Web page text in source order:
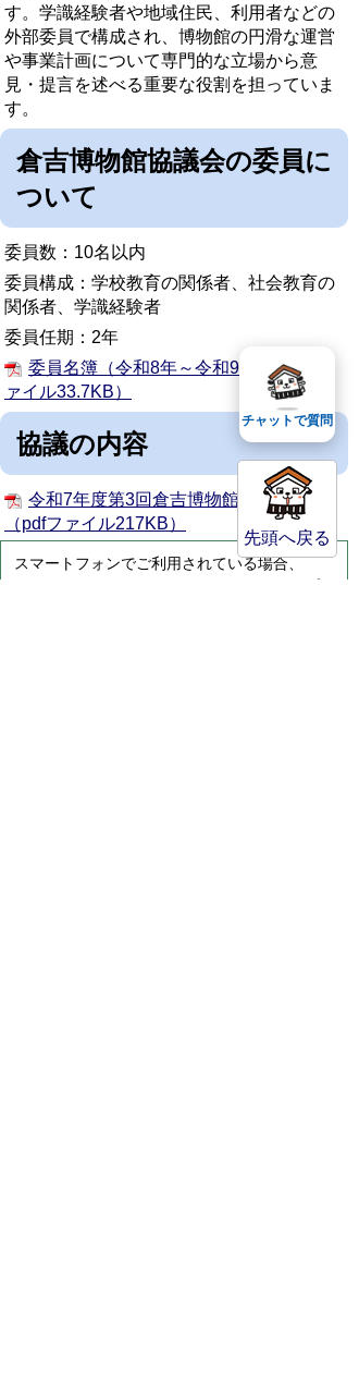
す。学識経験者や地域住民、利用者などの
外部委員で構成され、博物館の円滑な運営
や事業計画について専門的な立場から意
見・提言を述べる重要な役割を担っていま
す。
倉吉博物館協議会の委員に
ついて
委員数：10名以内
委員構成：学校教育の関係者、社会教育の
関係者、学識経験者
委員任期：2年
委員名簿（令和8年～令和9年）（pdfフ
ァイル33.7KB）
協議の内容
令和7年度第3回倉吉博物館協議会報告
（pdfファイル217KB）
スマートフォンでご利用されている場合、
先頭へ戻る
チャットで質問